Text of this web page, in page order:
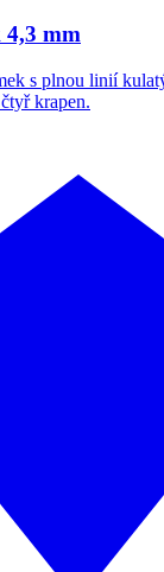
4,3 mm
s plnou linií
krapen.